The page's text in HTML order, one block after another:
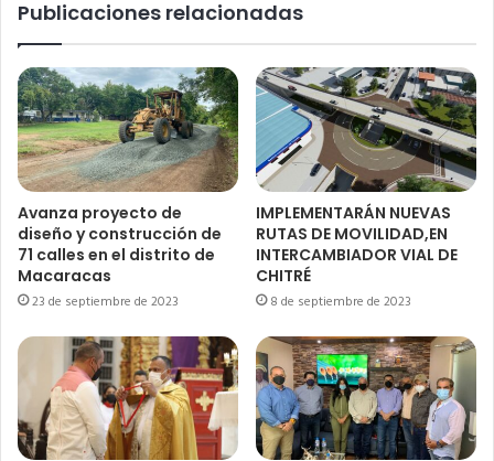
Publicaciones relacionadas
Avanza proyecto de
diseño y construcción de
71 calles en el distrito de
Macaracas
23 de septiembre de 2023
IMPLEMENTARÁN NUEVAS
RUTAS DE MOVILIDAD,EN
INTERCAMBIADOR VIAL DE
CHITRÉ
8 de septiembre de 2023